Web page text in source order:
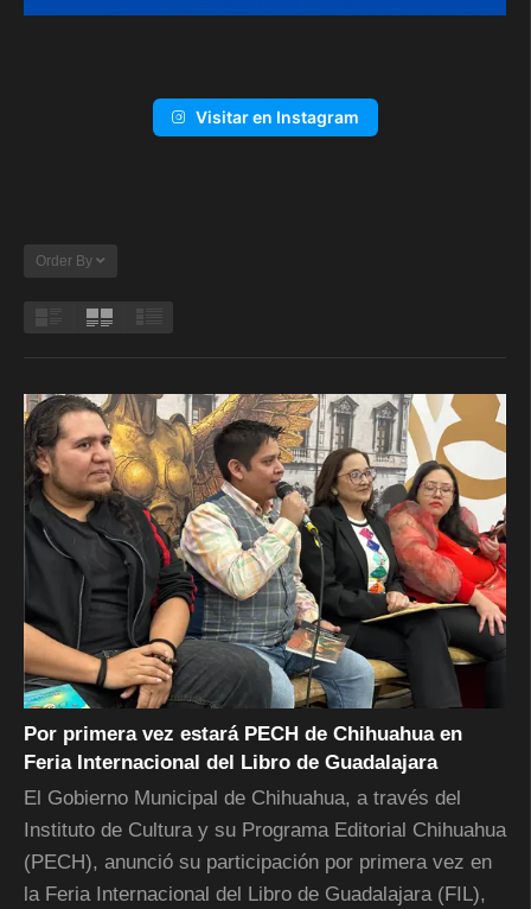
Visitar en Instagram
Order By
Por primera vez estará PECH de Chihuahua en
Feria Internacional del Libro de Guadalajara
El Gobierno Municipal de Chihuahua, a través del
Instituto de Cultura y su Programa Editorial Chihuahua
(PECH), anunció su participación por primera vez en
la Feria Internacional del Libro de Guadalajara (FIL),